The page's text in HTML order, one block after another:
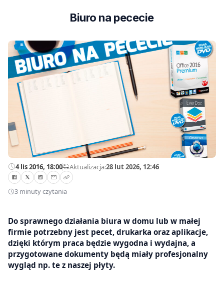
Biuro na pececie
4 lis 2016, 18:00—Aktualizacja:28 lut 2026, 12:46
3 minuty czytania
Do sprawnego działania biura w domu lub w małej
firmie potrzebny jest pecet, drukarka oraz aplikacje,
dzięki którym praca będzie wygodna i wydajna, a
przygotowane dokumenty będą miały profesjonalny
wygląd np. te z naszej płyty.